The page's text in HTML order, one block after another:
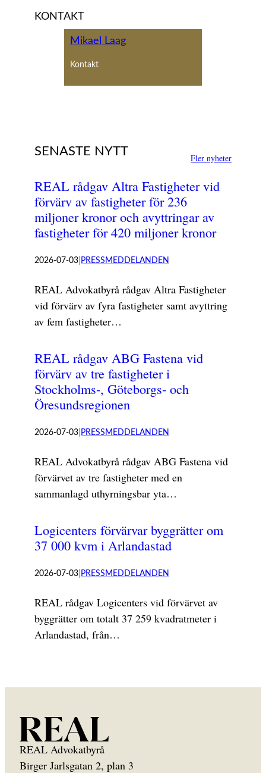
KONTAKT
Mikael Laag
Kontakt
SENASTE NYTT Fler nyheter
REAL rådgav Altra Fastigheter vid
förvärv av fastigheter för 236
miljoner kronor och avyttringar av
fastigheter för 420 miljoner kronor
2026-07-03 PRESSMEDDELANDEN
REAL Advokatbyrå rådgav Altra Fastigheter
vid förvärv av fyra fastigheter samt avyttring
av fem fastigheter…
REAL rådgav ABG Fastena vid
förvärv av tre fastigheter i
Stockholms-, Göteborgs- och
Öresundsregionen
2026-07-03 PRESSMEDDELANDEN
REAL Advokatbyrå rådgav ABG Fastena vid
förvärvet av tre fastigheter med en
sammanlagd uthyrningsbar yta…
Logicenters förvärvar byggrätter om
37 000 kvm i Arlandastad
2026-07-03 PRESSMEDDELANDEN
REAL rådgav Logicenters vid förvärvet av
byggrätter om totalt 37 259 kvadratmeter i
Arlandastad, från…
REAL Advokatbyrå
Birger Jarlsgatan 2, plan 3